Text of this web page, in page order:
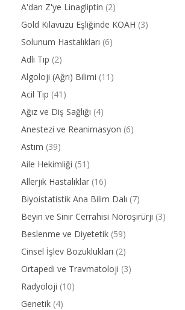
A'dan Z'ye Linagliptin (2)
Gold Kılavuzu Eşliğinde KOAH (3)
Solunum Hastalıkları (6)
Adli Tıp (2)
Algoloji (Ağrı) Bilimi (11)
Acil Tıp (41)
Ağız ve Diş Sağlığı (4)
Anestezi ve Reanimasyon (6)
Astım (39)
Aile Hekimliği (51)
Allerjik Hastalıklar (16)
Biyoistatistik Ana Bilim Dalı (7)
Beyin ve Sinir Cerrahisi Nöroşirürji (3)
Beslenme ve Diyetetik (59)
Cinsel İşlev Bozuklukları (2)
Ortapedi ve Travmatoloji (3)
Radyoloji (10)
Genetik (4)